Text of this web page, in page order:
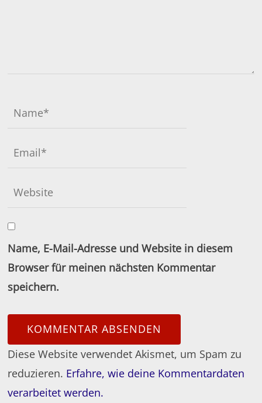
Name, E-Mail-Adresse und Website in diesem
Browser für meinen nächsten Kommentar
speichern.
Diese Website verwendet Akismet, um Spam zu
reduzieren. Erfahre, wie deine Kommentardaten
verarbeitet werden.